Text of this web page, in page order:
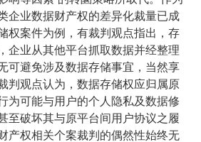
企业数据财产权的差异化裁量已成
权案件为例，有裁判观点指出，存
企业从其他平台抓取数据并经整理
可避免涉及数据存储事宜，当然享
判观点认为，数据存储权应归属原
为可能与用户的个人隐私及数据修
至破坏其与原平台间用户协议之履
产权相关个案裁判的偶然性始终无